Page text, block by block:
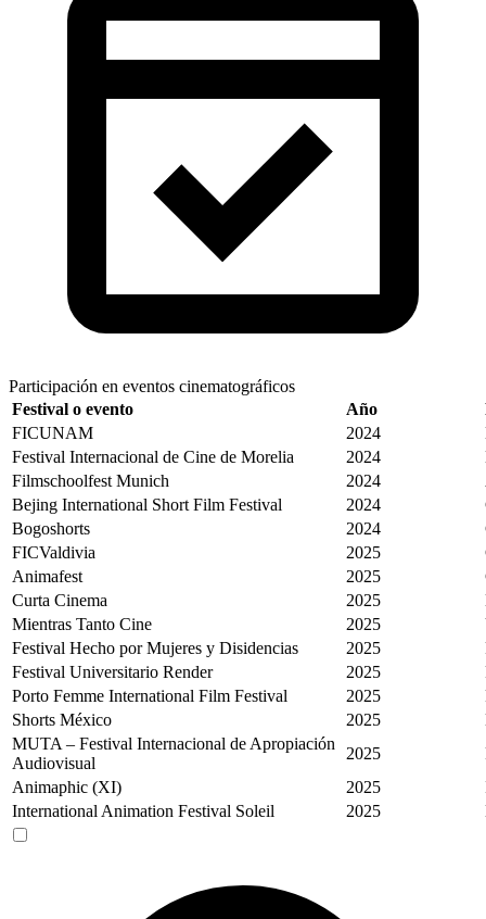
Participación en eventos cinematográficos
Festival o evento
Año
FICUNAM
2024
Festival Internacional de Cine de Morelia
2024
Filmschoolfest Munich
2024
Bejing International Short Film Festival
2024
Bogoshorts
2024
FICValdivia
2025
Animafest
2025
Curta Cinema
2025
Mientras Tanto Cine
2025
Festival Hecho por Mujeres y Disidencias
2025
Festival Universitario Render
2025
Porto Femme International Film Festival
2025
Shorts México
2025
MUTA – Festival Internacional de Apropiación
Audiovisual
2025
Animaphic (XI)
2025
International Animation Festival Soleil
2025